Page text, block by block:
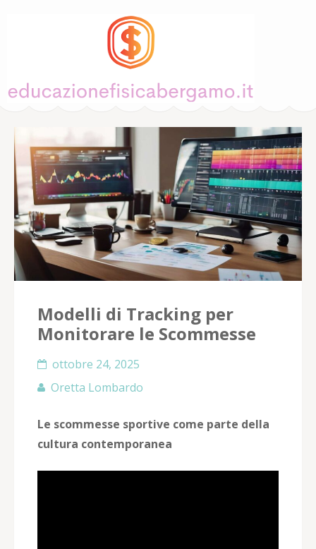
– Guide alle
Modelli di Tracking per
Monitorare le Scommesse
ottobre 24, 2025
Oretta Lombardo
Le scommesse sportive come parte della
cultura contemporanea